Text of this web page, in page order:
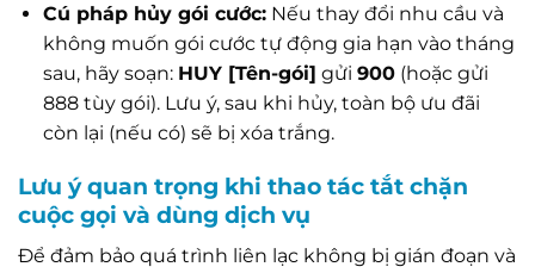
Cú pháp hủy gói cước:Nếu thay đổi nhu cầu và
không muốn gói cước tự động gia hạn vào tháng
sau, hãy soạn: HUY [Tên-gói] gửi 900(hoặc gửi
888 tùy gói). Lưu ý, sau khi hủy, toàn bộ ưu đãi
còn lại (nếu có) sẽ bị xóa trắng.
Lưu ý quan trọng khi thao tác tắt chặn
cuộc gọi và dùng dịch vụ
Để đảm bảo quá trình liên lạc không bị gián đoạn và